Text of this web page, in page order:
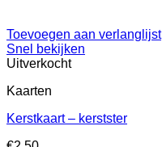
Toevoegen aan verlanglijst
Snel bekijken
Uitverkocht
Kaarten
Kerstkaart – kerstster